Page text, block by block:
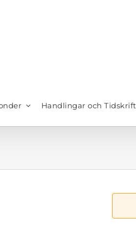
Handlingar och Tidskrift